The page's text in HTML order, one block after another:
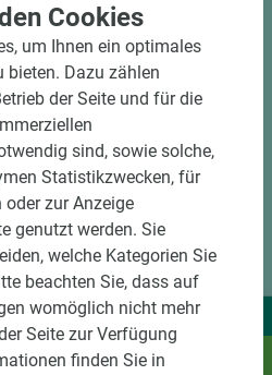
Cookies
um Ihnen ein optimales
bieten. Dazu zählen
der Seite und für die
sind, sowie solche,
Statistikzwecken, für
zur Anzeige
genutzt werden. Sie
welche Kategorien Sie
beachten Sie, dass auf
womöglich nicht mehr
Seite zur Verfügung
finden Sie in